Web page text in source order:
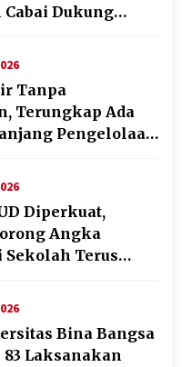
Cabai Dukung
Tanpa
Terungkap Ada
Pengelolaan
Diperkuat,
Angka
Sekolah Terus
Bina Bangsa
Laksanakan